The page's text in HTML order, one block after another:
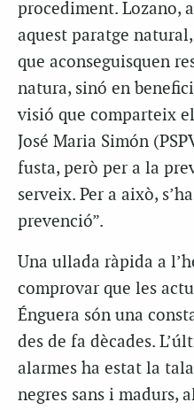
procediment. Lozano,
aquest paratge
que aconseguisquen
natura, sinó en
visió que comparteix
José Maria Simón
fusta, però per a la
serveix. Per a això,
prevenció”.
Una ullada ràpida a
comprovar que les
Énguera són una
des de fa dècades.
alarmes ha estat la
negres sans i madurs,